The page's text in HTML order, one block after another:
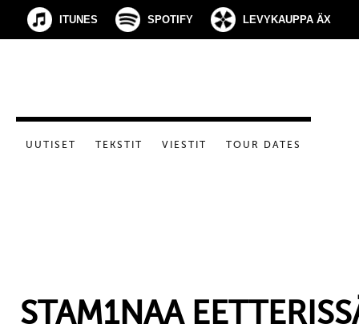
ITUNES SPOTIFY LEVYKAUPPA ÄX
UUTISET TEKSTIT VIESTIT TOUR DATES
STAM1NAA